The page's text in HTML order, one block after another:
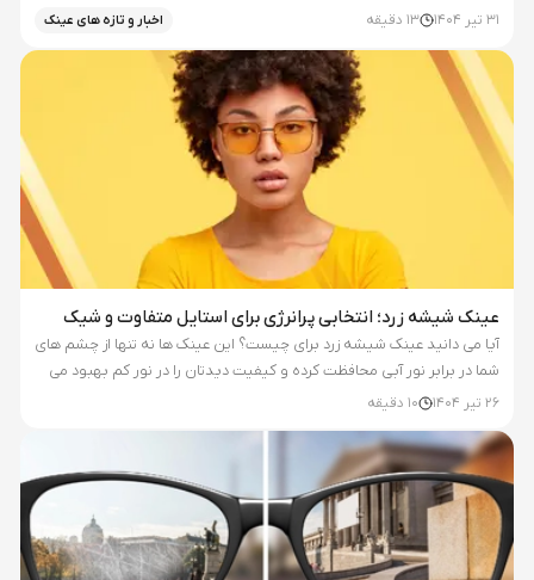
این فریم های خاص با لبه های کشیده، نه تنها جلوه ای کلاسیک و...
31 تیر 1404 13 دقیقه اخبار و تازه های عینک
عینک شیشه زرد؛ انتخابی پرانرژی برای استایل متفاوت و شیک
آیا می دانید عینک شیشه زرد برای چیست؟ این عینک ها نه تنها از چشم های
شما در برابر نور آبی محافظت کرده و کیفیت دیدتان را در نور کم بهبود می
بخشند، بلکه با رنگ خاص خود به استایل شما انرژی و جذابیت...
26 تیر 1404 10 دقیقه